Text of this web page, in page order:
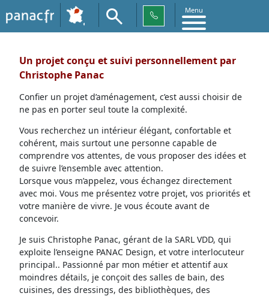
Menu
Un projet conçu et suivi personnellement par
Christophe Panac
Confier un projet d’aménagement, c’est aussi choisir de
ne pas en porter seul toute la complexité.
Vous recherchez un intérieur élégant, confortable et
cohérent, mais surtout une personne capable de
comprendre vos attentes, de vous proposer des idées et
de suivre l’ensemble avec attention.
Lorsque vous m’appelez, vous échangez directement
avec moi. Vous me présentez votre projet, vos priorités et
votre manière de vivre. Je vous écoute avant de
concevoir.
Je suis Christophe Panac, gérant de la SARL VDD, qui
exploite l’enseigne PANAC Design, et votre interlocuteur
principal.. Passionné par mon métier et attentif aux
moindres détails, je conçoit des salles de bain, des
cuisines, des dressings, des bibliothèques, des